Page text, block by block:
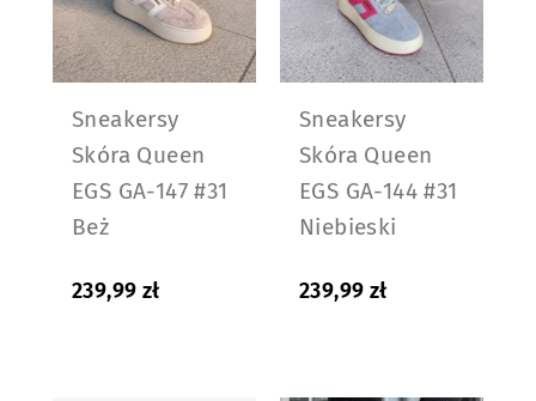
Sneakersy
Skóra Queen
EGS GA-147 #31
Beż
239,99 zł
Sneakersy
Skóra Queen
EGS GA-144 #31
Niebieski
239,99 zł